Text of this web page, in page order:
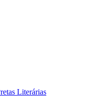
Literárias